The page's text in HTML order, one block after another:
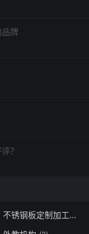
牌
？
不锈钢板定制加工
(1)